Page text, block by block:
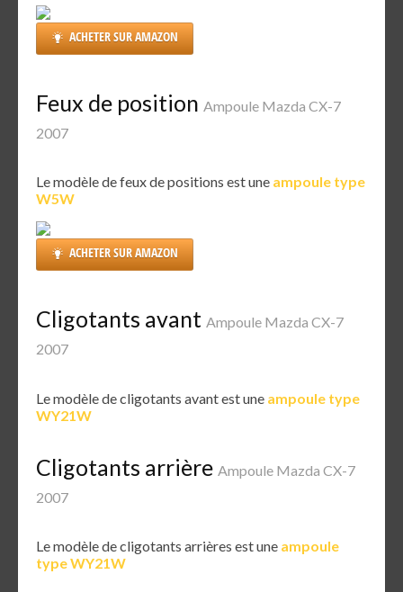
ACHETER SUR AMAZON
Feux de position Ampoule Mazda CX-7
2007
Le modèle de feux de positions est une ampoule type
W5W
ACHETER SUR AMAZON
Cligotants avant Ampoule Mazda CX-7
2007
Le modèle de cligotants avant est une ampoule type
WY21W
Cligotants arrière Ampoule Mazda CX-7
2007
Le modèle de cligotants arrières est une ampoule
type WY21W